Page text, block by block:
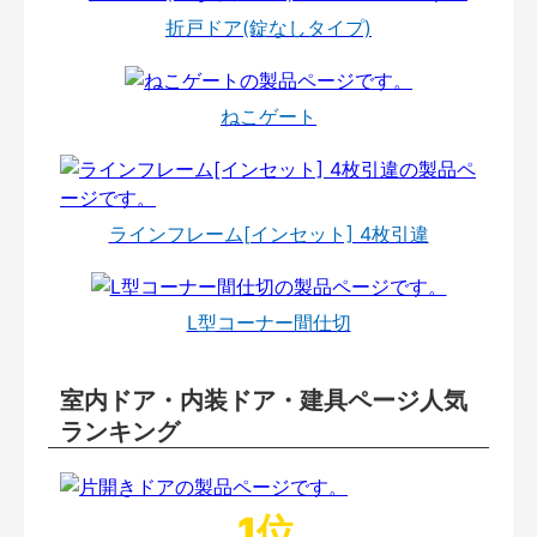
折戸ドア(錠なしタイプ)
ねこゲート
ラインフレーム[インセット] 4枚引違
L型コーナー間仕切
室内ドア・内装ドア・建具ページ人気
ランキング